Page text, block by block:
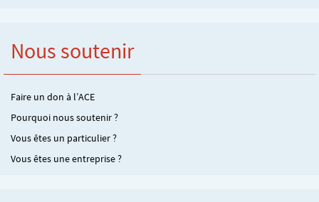
Nous soutenir
Faire un don à l’ACE
Pourquoi nous soutenir ?
Vous êtes un particulier ?
Vous êtes une entreprise ?